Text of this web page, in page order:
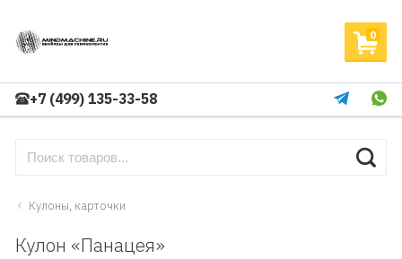
0
+7 (499) 135-33-58
Кулоны, карточки
Кулон «Панацея»